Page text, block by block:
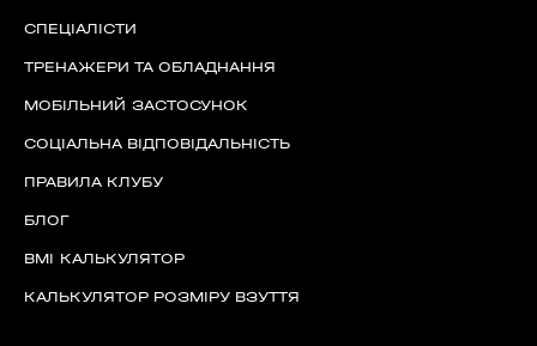
СПЕЦІАЛІСТИ
ТРЕНАЖЕРИ ТА ОБЛАДНАННЯ
МОБІЛЬНИЙ ЗАСТОСУНОК
СОЦІАЛЬНА ВІДПОВІДАЛЬНІСТЬ
ПРАВИЛА КЛУБУ
БЛОГ
BMI КАЛЬКУЛЯТОР
КАЛЬКУЛЯТОР РОЗМІРУ ВЗУТТЯ